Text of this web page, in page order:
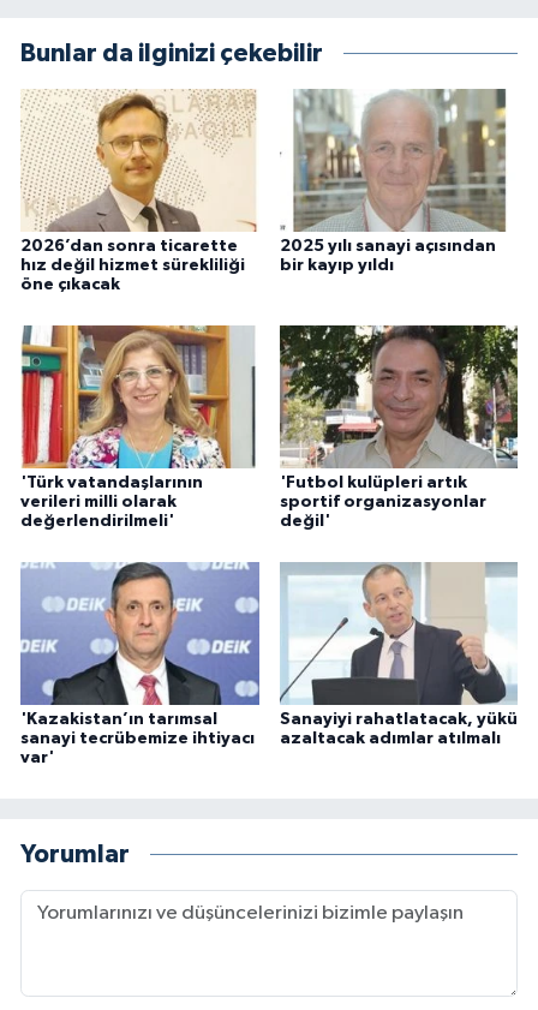
Bunlar da ilginizi çekebilir
2026’dan sonra ticarette
hız değil hizmet sürekliliği
öne çıkacak
2025 yılı sanayi açısından
bir kayıp yıldı
'Türk vatandaşlarının
verileri milli olarak
değerlendirilmeli'
'Futbol kulüpleri artık
sportif organizasyonlar
değil'
'Kazakistan’ın tarımsal
sanayi tecrübemize ihtiyacı
var'
Sanayiyi rahatlatacak, yükü
azaltacak adımlar atılmalı
Yorumlar